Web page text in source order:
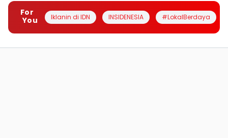
For
You
Iklanin di IDN INSIDENESIA #LokalBerdaya